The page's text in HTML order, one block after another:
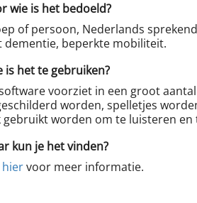
wie is het bedoeld?
of persoon, Nederlands
dementie, beperkte mobiliteit.
is het te gebruiken?
voorziet in een groot
worden, spelletjes
gebruikt worden om te luisteren en
kun je het vinden?
hiervoor meer informatie.